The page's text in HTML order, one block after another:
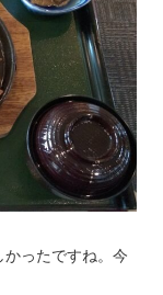
かったですね。今